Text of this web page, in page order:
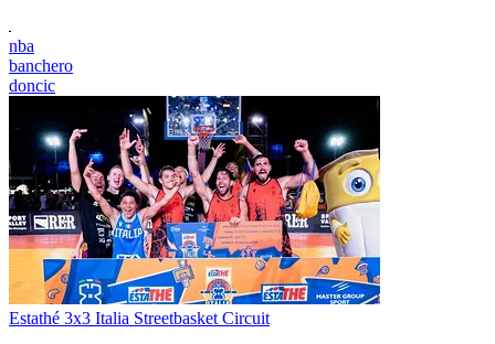
nba
banchero
doncic
Estathé 3x3 Italia Streetbasket Circuit